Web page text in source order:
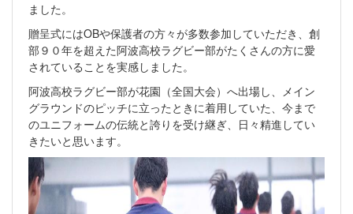
ました。
贈呈式にはOBや保護者の方々が多数参加していただき、創
部９０年を超えた阿波高校ラグビー部がたくさんの方に愛
されていることを実感しました。
阿波高校ラグビー部が花園（全国大会）へ出場し、メイン
グラウンドのピッチに立ったときに着用していた、今まで
のユニフォームの伝統と誇りを受け継ぎ、日々精進してい
きたいと思います。